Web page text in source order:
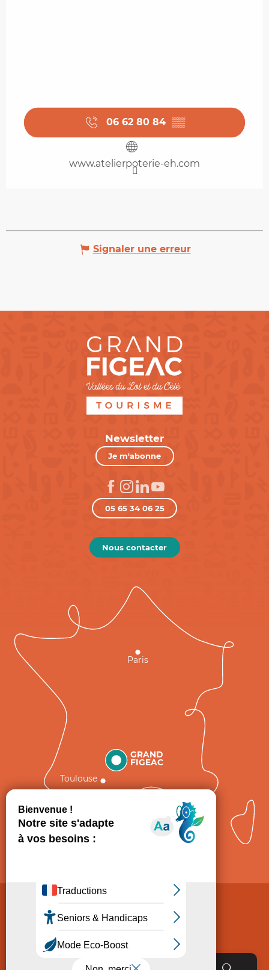
06 62 80 84 ▒▒
www.atelierpoterie-eh.com
Signaler une erreur
Newsletter
Je m'abonne
05 65 34 06 25
Nous contacter
GRAND
FIGEAC
Toulouse
Paris
Politique de Protection des données
Consentement
Accessibilité : non conforme